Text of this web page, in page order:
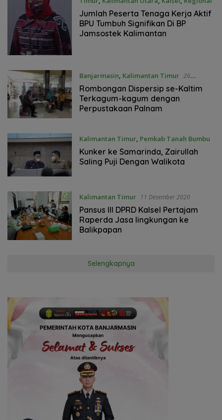
3 Desember 2021
Jumlah Peserta Tenaga Kerja Aktif
BPU Tumbuh Signifikan Di BP
Jamsostek Kalimantan
Banjarmasin, Kalimantan Timur 26
November 2021
Rombongan Dispersip se-Kaltim
Terkagum-kagum dengan
Perpustakaan Palnam
Kalimantan Timur, Pemkab Tanah Bumbu
29 September 2021
Kunker ke Samarinda, Zairullah
Saling Puji Dengan Walikota
Kalimantan Timur 11 Desember 2020
Pansus III DPRD Kalsel Pertajam
Raperda Jasa lingkungan ke
Balikpapan
Selengkapnya